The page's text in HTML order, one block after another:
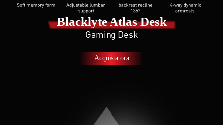
Blacklyte Atlas Desk
Gaming Desk
Acquista ora